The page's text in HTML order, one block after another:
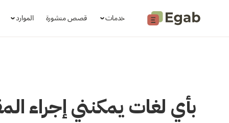
خدمات قصص منشورة الموارد
بأي لغات يمكنني إجراء